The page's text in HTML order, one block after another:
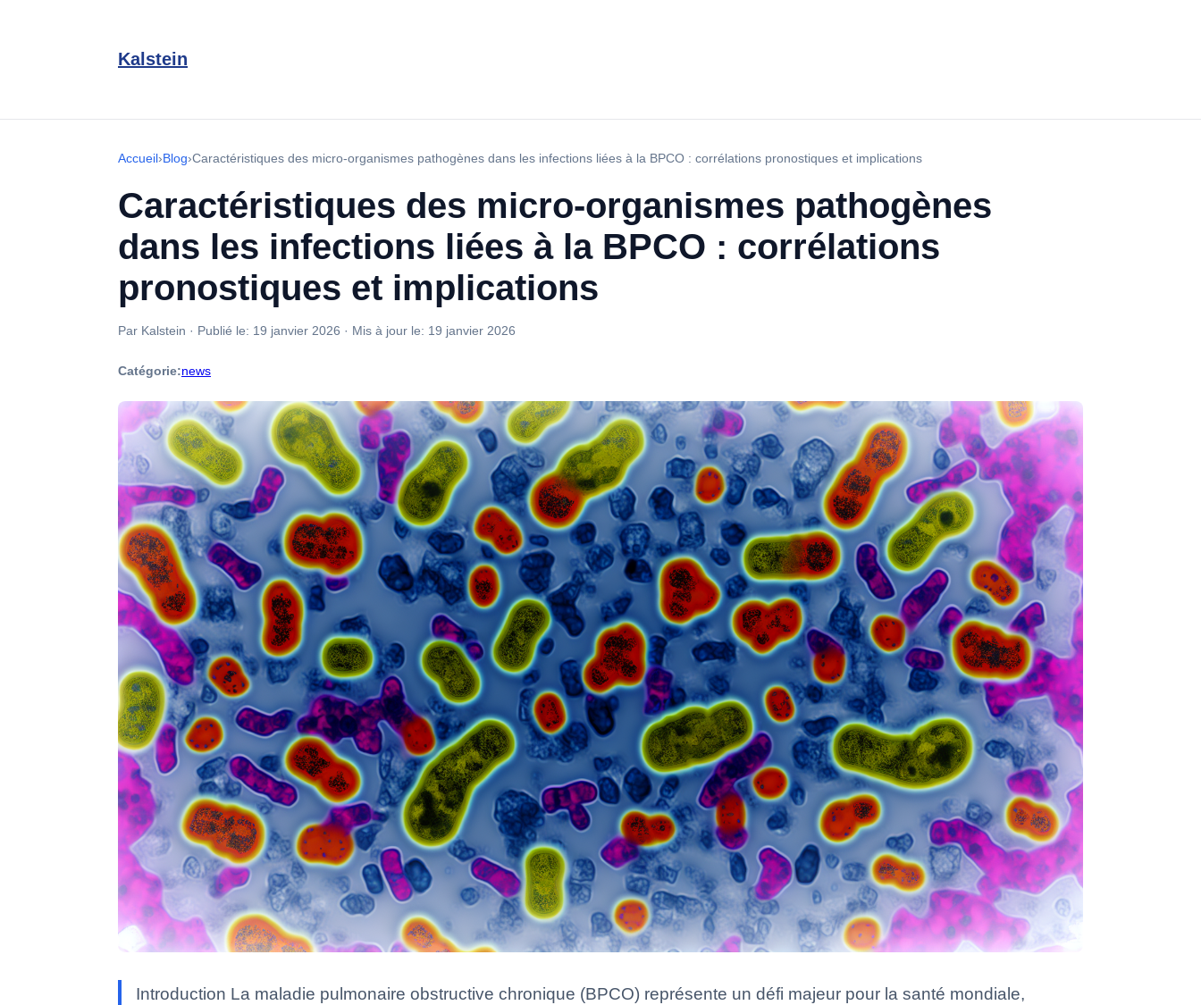
Kalstein
Accueil›Blog›Caractéristiques des micro-organismes pathogènes dans les infections liées à la BPCO : corrélations pronostiques et implications
Caractéristiques des micro-organismes pathogènes
dans les infections liées à la BPCO : corrélations
pronostiques et implications
Par Kalstein · Publié le: 19 janvier 2026 · Mis à jour le: 19 janvier 2026
Catégorie:news
Introduction La maladie pulmonaire obstructive chronique (BPCO) représente un défi majeur pour la santé mondiale,